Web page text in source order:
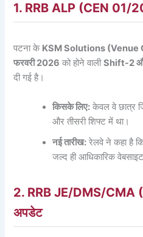
1. RRB ALP (CEN 01/
पटना के KSM Solutions (Venue
फरवरी 2026 को होने वालीShift-2
दी गई है।
किसके लिए: केवल वे छात्र
और तीसरी शिफ्ट में था।
नई तारीख: रेलवे ने कहा है
जल्द ही आधिकारिक
2. RRB JE/DMS/CMA
अपडेट